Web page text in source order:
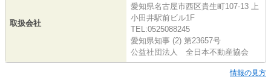
取扱会社
愛知県名古屋市西区貴生町107-13 上
小田井駅前ビル1F
TEL:0525088245
愛知県知事 (2) 第23657号
公益社団法人 全日本不動産協会
情報の見方